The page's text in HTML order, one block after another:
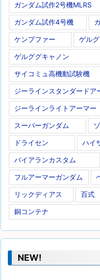
ガンダム試作2号機MLRS
ガンダム試作4号機
ケンプファー ゲル
ゲルググキャノン
サイコミュ高機動試験機
ジーラインスタンダードア
ジーラインライトアーマー
スーパーガンダム
ドライセン ハイ
バイアランカスタム
フルアーマーガンダム
リックディアス 百式
銅コンテナ
NEW!